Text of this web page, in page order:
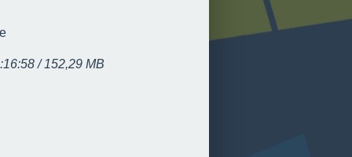
/ 152,29 MB